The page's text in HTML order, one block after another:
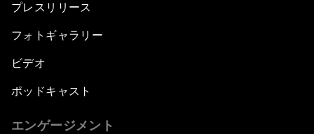
プレスリリース
フォトギャラリー
ビデオ
ポッドキャスト
エンゲージメント